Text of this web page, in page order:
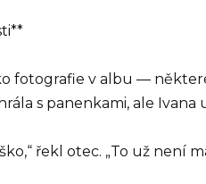
fotografie v albu —
s panenkami, ale
řekl otec. „To už není